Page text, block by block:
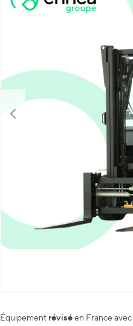
Équipement réviséen France avec